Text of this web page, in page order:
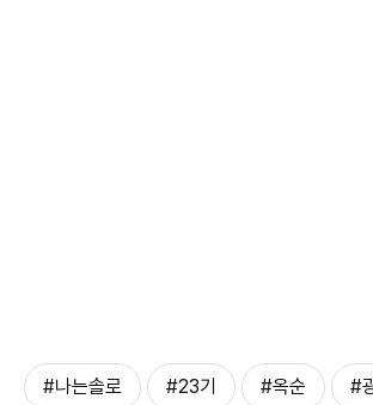
#나는솔로 #23기 #옥순 #